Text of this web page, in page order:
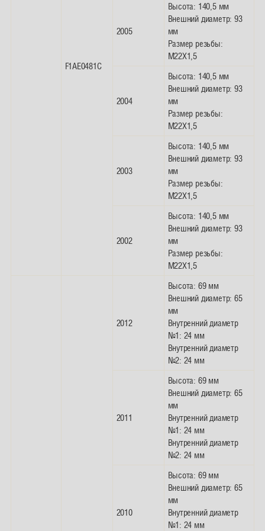
F1AE0481C
2005
Высота: 140,5 мм
Внешний диаметр: 93
мм
Размер резьбы:
M22X1,5
2004
Высота: 140,5 мм
Внешний диаметр: 93
мм
Размер резьбы:
M22X1,5
2003
Высота: 140,5 мм
Внешний диаметр: 93
мм
Размер резьбы:
M22X1,5
2002
Высота: 140,5 мм
Внешний диаметр: 93
мм
Размер резьбы:
M22X1,5
2012
Высота: 69 мм
Внешний диаметр: 65
мм
Внутренний диаметр
№1: 24 мм
Внутренний диаметр
№2: 24 мм
2011
Высота: 69 мм
Внешний диаметр: 65
мм
Внутренний диаметр
№1: 24 мм
Внутренний диаметр
№2: 24 мм
2010
Высота: 69 мм
Внешний диаметр: 65
мм
Внутренний диаметр
№1: 24 мм